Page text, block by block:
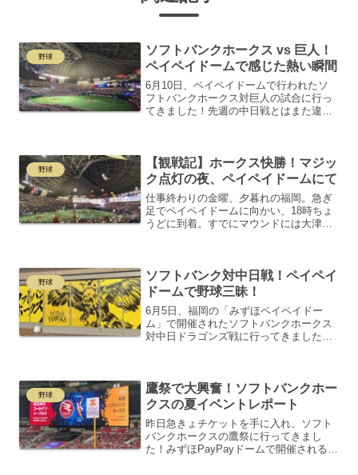
野球
ソフトバンクホークス vs 巨人！
ペイペイドームで感じた熱い瞬間
6月10日、ペイペイドームで行われたソ
フトバンクホークス対巨人の試合に行っ
てきました！先週の中日戦とはまた違っ
カンな野球体験と歴史の...
野球
【観戦記】ホークス快勝！マジッ
ク点灯の夜、ペイペイドームにて
仕事終わりの金曜、夕暮れの福岡。急ぎ
足でペイペイドームに向かい、18時ちょ
うどに到着。すでにマウンドには大津亮
ハンバーガーセットを片...
野球
ソフトバンク対中日戦！ペイペイ
ドームで野球三昧！
6月5日、福岡の「みずほペイペイドー
ム」で開催されたソフトバンクホークス
対中日ドラゴンズ戦に行ってきました！
ァンクラブ家族会員です...
野球
鷹祭で大興奮！ソフトバンクホー
クスの夏イベントレポート
昨日急きょチケットを手に入れ、ソフト
バンクホークスの鷹祭に行ってきまし
た！みずほPayPayドームで開催されるこ